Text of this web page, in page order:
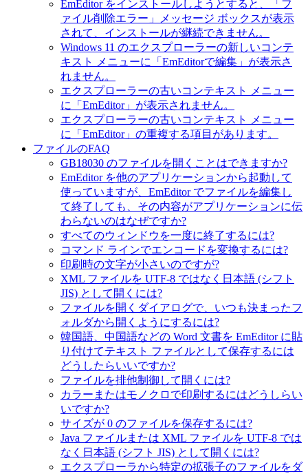
EmEditor をインストールしようとすると、「フ
ァイル削除エラー」メッセージ ボックスが表示
されて、インストールが継続できません。
Windows 11 のエクスプローラーの新しいコンテ
キスト メニューに「EmEditorで編集」が表示さ
れません。
エクスプローラーの古いコンテキスト メニュー
に「EmEditor」が表示されません。
エクスプローラーの古いコンテキスト メニュー
に「EmEditor」の重複する項目があります。
ファイルのFAQ
GB18030 のファイルを開くことはできますか?
EmEditor を他のアプリケーションから起動して
使っていますが、EmEditor でファイルを編集し
て終了しても、その内容がアプリケーションに伝
わらないのはなぜですか?
すべてのウィンドウを一度に終了するには?
コマンド ラインでエンコードを変換するには?
印刷時の文字が小さいのですが?
XML ファイルを UTF-8 ではなく日本語 (シフト
JIS) として開くには?
ファイルを開くダイアログで、いつも決まったフ
ォルダから開くようにするには?
韓国語、中国語などの Word 文書を EmEditor に貼
り付けてテキスト ファイルとして保存するには
どうしたらいいですか?
ファイルを排他制御して開くには?
カラーまたはモノクロで印刷するにはどうしらい
いですか?
サイズが 0 のファイルを保存するには?
Java ファイルまたは XML ファイルを UTF-8 では
なく日本語 (シフト JIS) として開くには?
エクスプローラから特定の拡張子のファイルをダ